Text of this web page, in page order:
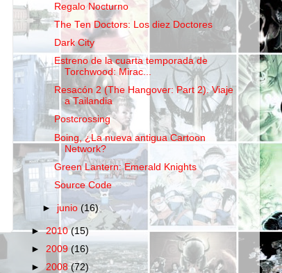
Regalo Nocturno
The Ten Doctors: Los diez Doctores
Dark City
Estreno de la cuarta temporada de
Torchwood: Mirac...
Resacón 2 (The Hangover: Part 2). Viaje
a Tailandia
Postcrossing
Boing, ¿La nueva antigua Cartoon
Network?
Green Lantern: Emerald Knights
Source Code
►junio(16)
►2010(15)
► 2009 (16)
►2008(72)